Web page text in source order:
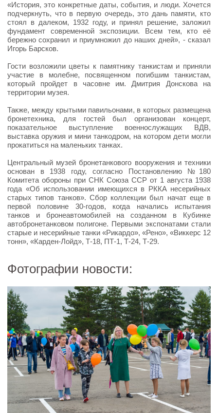
«История, это конкретные даты, события, и люди. Хочется
подчеркнуть, что в первую очередь, это дань памяти, кто
стоял в далеком, 1932 году, и принял решение, заложил
фундамент современной экспозиции. Всем тем, кто её
бережно сохранил и приумножил до наших дней», - сказал
Игорь Барсков.
Гости возложили цветы к памятнику танкистам и приняли
участие в молебне, посвященном погибшим танкистам,
который пройдет в часовне им. Дмитрия Донскова на
территории музея.
Также, между крытыми павильонами, в которых размещена
бронетехника, для гостей был организован концерт,
показательное выступление военнослужащих ВДВ,
выставка оружия и мини танкодром, на котором дети могли
прокатиться на маленьких танках.
Центральный музей бронетанкового вооружения и техники
основан в 1938 году, согласно Постановлению №180
Комитета обороны при СНК Союза ССР от 1 августа 1938
года «Об использовании имеющихся в РККА несерийных
старых типов танков». Сбор коллекции был начат еще в
первой половине 30-годов, когда начались испытания
танков и бронеавтомобилей на созданном в Кубинке
автобронетанковом полигоне. Первыми экспонатами стали
старые и несерийные танки «Рикардо», «Рено», «Виккерс 12
тонн», «Карден-Лойд», Т-18, ПТ-1, Т-24, Т-29.
Фотографии новости: